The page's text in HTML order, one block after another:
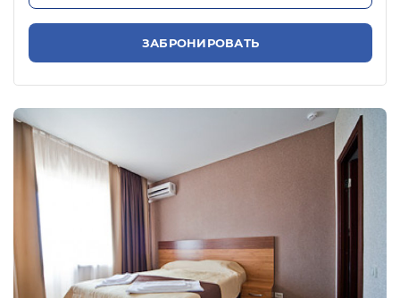
ЗАБРОНИРОВАТЬ